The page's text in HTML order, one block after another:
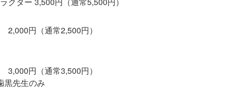
円（通常2,500円）
円（通常3,500円）
黒先生のみ